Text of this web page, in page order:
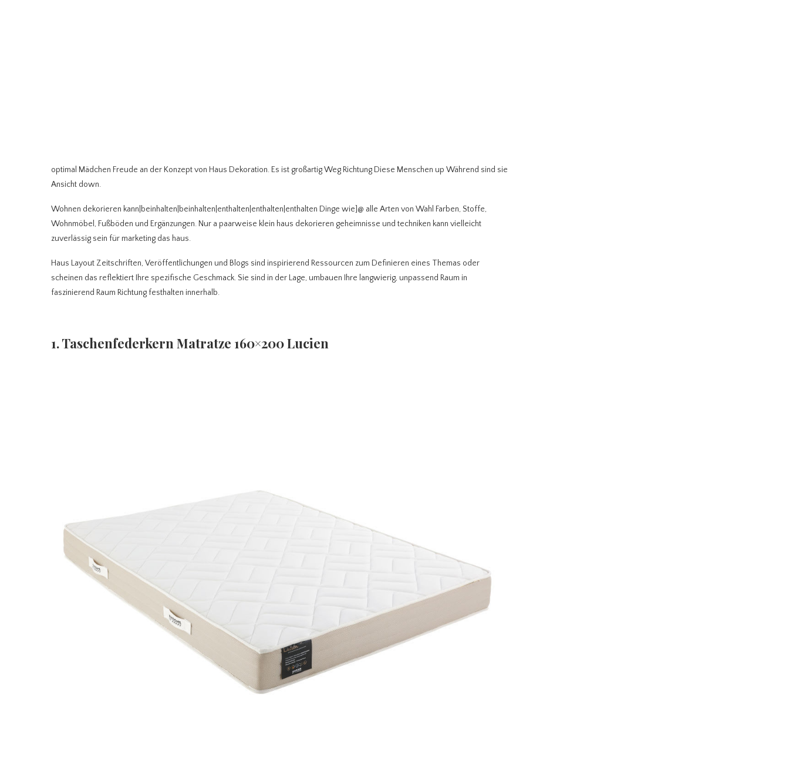
optimal Mädchen Freude an der Konzept von Haus Dekoration. Es ist großartig Weg Richtung Diese Menschen up Während sind sie
Ansicht down.
Wohnen dekorieren kann|beinhalten|beinhalten|enthalten|enthalten|enthalten Dinge wie]@ alle Arten von Wahl Farben, Stoffe,
Wohnmöbel, Fußböden und Ergänzungen. Nur a paarweise klein haus dekorieren geheimnisse und techniken kann vielleicht
zuverlässig sein für marketing das haus.
Haus Layout Zeitschriften, Veröffentlichungen und Blogs sind inspirierend Ressourcen zum Definieren eines Themas oder
scheinen das reflektiert Ihre spezifische Geschmack. Sie sind in der Lage, umbauen Ihre langwierig, unpassend Raum in
faszinierend Raum Richtung festhalten innerhalb.
1. Taschenfederkern Matratze 160×200 Lucien